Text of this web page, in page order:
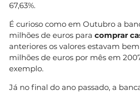
67,63%.
É curioso como em Outubro a
milhões de euros para comprar
anteriores os valores estavam
milhões de euros por mês em
exemplo.
Já no final do ano passado, a